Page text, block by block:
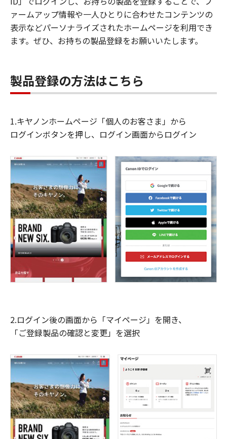
ァームアップ情報や一人ひとりに合わせたコンテンツの
表示などパーソナライズされたホームページを利用でき
ます。ぜひ、お持ちの製品登録をお願いいたします。
製品登録の方法はこちら
1.キヤノンホームページ「個人のお客さま」から
ログインボタンを押し、ログイン画面からログイン
2.ログイン後の画面から「マイページ」を開き、
「ご登録製品の確認と変更」を選択